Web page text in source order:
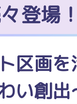
登場
区画
い創出